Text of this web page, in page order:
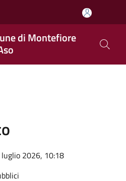
di Montefiore
luglio 2026, 10:18